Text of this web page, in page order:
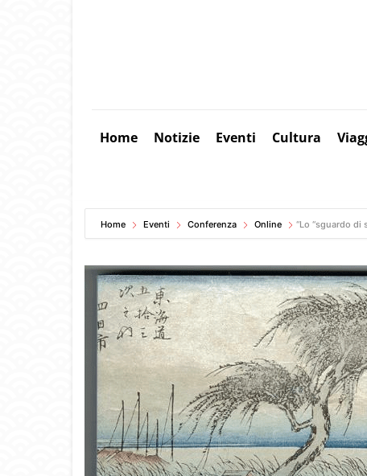
Home Notizie Eventi Cultura
Home Eventi Conferenza Online “Lo “sguardo di